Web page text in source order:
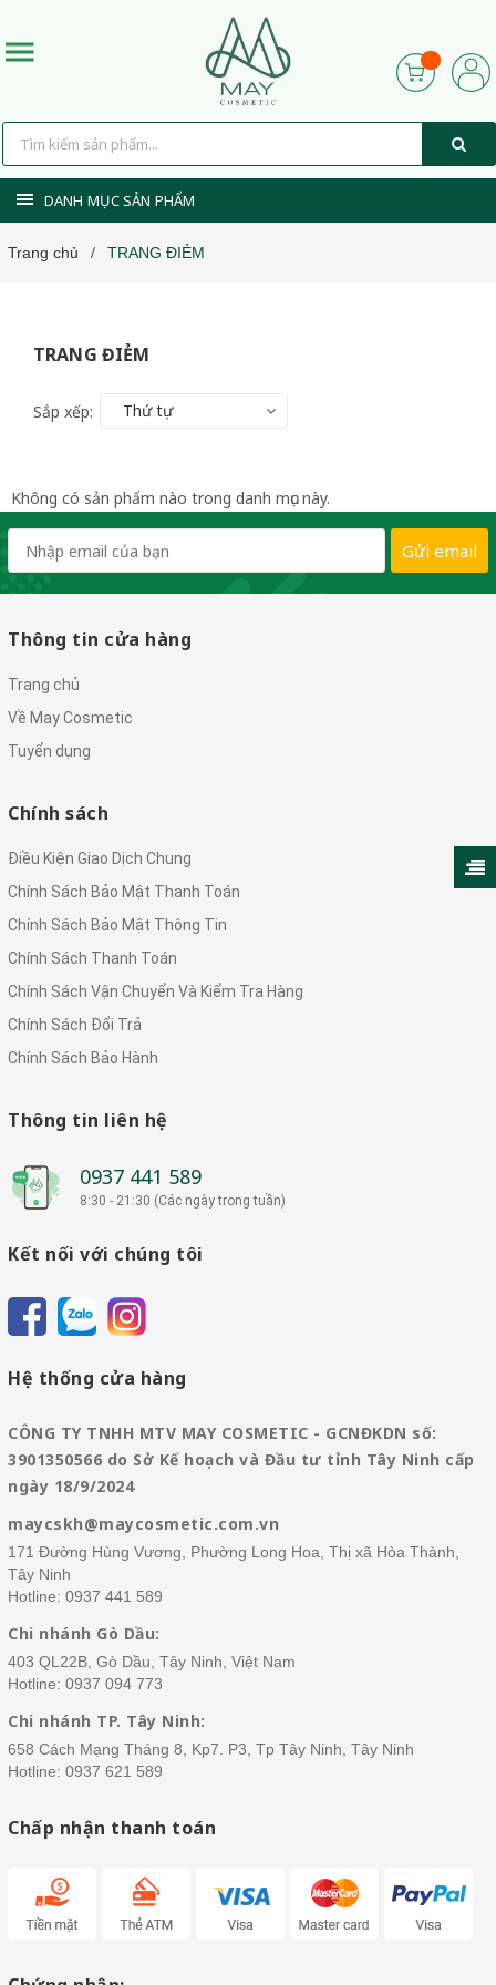
DANH MỤC SẢN PHẨM
Trang chủ / TRANG ĐIẺM
TRANG ĐIẺM
Sắp xếp: Thứ tự
Không có sản phẩm nào trong danh mục này.
Gửi email
Thông tin cửa hàng
Trang chủ
Về May Cosmetic
Tuyển dụng
Chính sách
Điều Kiện Giao Dịch Chung
Chính Sách Bảo Mật Thanh Toán
Chính Sách Bảo Mật Thông Tin
Chính Sách Thanh Toán
Chính Sách Vận Chuyển Và Kiểm Tra Hàng
Chính Sách Đổi Trả
Chính Sách Bảo Hành
Thông tin liên hệ
0937 441 589
8:30 - 21:30 (Các ngày trong tuần)
Kết nối với chúng tôi
Hệ thống cửa hàng
CÔNG TY TNHH MTV MAY COSMETIC - GCNĐKDN số:
3901350566 do Sở Kế hoạch và Đầu tư tỉnh Tây Ninh cấp
ngày 18/9/2024
maycskh@maycosmetic.com.vn
171 Đường Hùng Vương, Phường Long Hoa, Thị xã Hòa Thành,
Tây Ninh
Hotline: 0937 441 589
Chi nhánh Gò Dầu:
403 QL22B, Gò Dầu, Tây Ninh, Việt Nam
Hotline: 0937 094 773
Chi nhánh TP. Tây Ninh:
658 Cách Mạng Tháng 8, Kp7. P3, Tp Tây Ninh, Tây Ninh
Hotline: 0937 621 589
Chấp nhận thanh toán